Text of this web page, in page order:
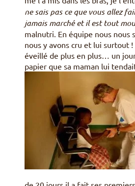
ne sais pas ce que vous allez
jamais marché et il est tout
malnutri. En équipe nous nous
nous y avons cru et lui surtout
éveillé de plus en plus… un
papier que sa maman lui